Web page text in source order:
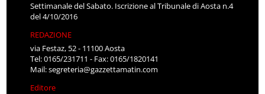
Settimanale del Sabato. Iscrizione al Tribunale di Aosta n.4
del 4/10/2016
REDAZIONE
via Festaz, 52 - 11100 Aosta
Tel: 0165/231711 - Fax: 0165/1820141
Mail:segreteria@gazzettamatin.com
Editore